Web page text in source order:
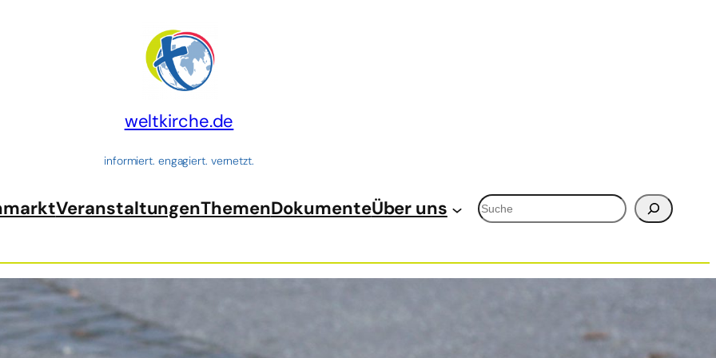
weltkirche.de
informiert. engagiert. vernetzt.
VeranstaltungenThemenDokumenteÜber uns Suchen